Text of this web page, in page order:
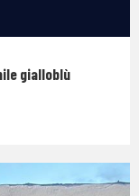
gialloblù